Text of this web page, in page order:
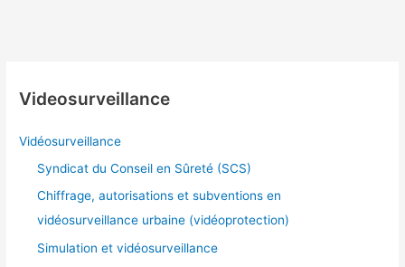
Videosurveillance
Vidéosurveillance
Syndicat du Conseil en Sûreté (SCS)
Chiffrage, autorisations et subventions en
vidéosurveillance urbaine (vidéoprotection)
Simulation et vidéosurveillance